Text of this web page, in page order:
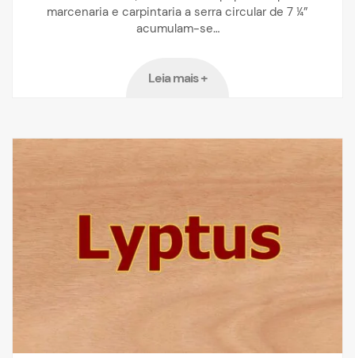
marcenaria e carpintaria a serra circular de 7 ¼”
acumulam-se…
Leia mais +